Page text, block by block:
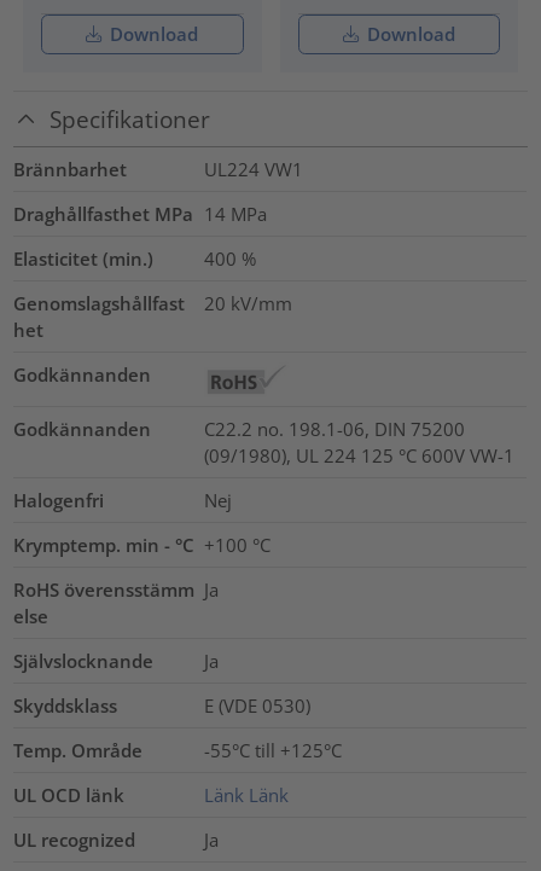
Download Download
Specifikationer
Brännbarhet
UL224 VW1
Draghållfasthet MPa 14 MPa
Elasticitet (min.)
400 %
Genomslagshållfast
het
20 kV/mm
Godkännanden
Godkännanden
C22.2 no. 198.1-06, DIN 75200
(09/1980), UL 224 125 °C 600V VW-1
Halogenfri
Nej
Krymptemp. min - °C +100 °C
RoHS överensstämm
else
Ja
Självslocknande
Ja
Skyddsklass
E (VDE 0530)
Temp. Område
-55°C till +125°C
UL OCD länk
Länk Länk
UL recognized
Ja